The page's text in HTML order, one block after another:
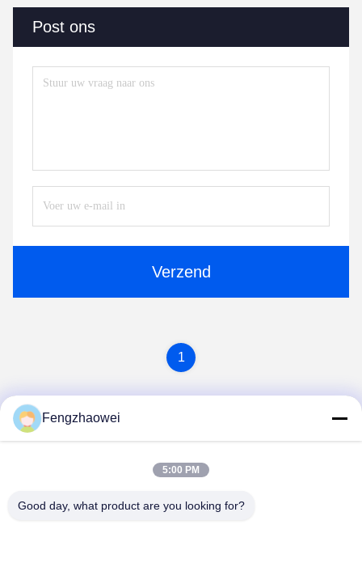
Post ons
Verzend
1
Shenzhen Fengzhaowei Technology Co.,Ltd
Fengzhaowei
5:00 PM
Good day, what product are you looking for?